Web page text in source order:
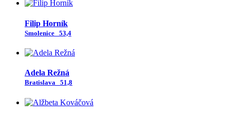
Filip Horník
Smolenice 53,4
Adela Režná
Bratislava 51,8